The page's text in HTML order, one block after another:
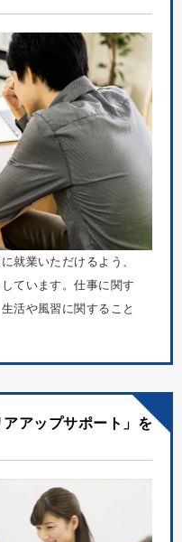
就業いただけるよう、
ています。仕事に関す
活や風習に関すること
アップサポート」を